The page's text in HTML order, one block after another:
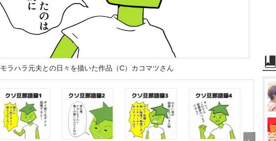
モラハラ元夫との日々を描いた作品（C）カコマツさん